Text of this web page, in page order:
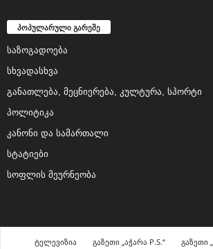
პოპულარული გარეშე
საზოგადოება
სხვადასხვა
განათლება, მეცნიერება, კულტურა, სპორტი
პოლიტიკა
კანონი და სამართალი
სტატიები
სოფლის მეურნეობა
ტელევიზია გაზეთი „აჭარა P.S.“ გაზეთი